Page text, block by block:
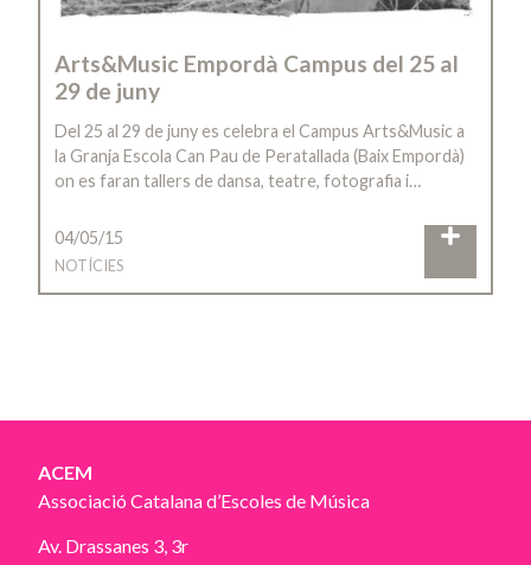
Arts&Music Empordà Campus del 25 al
29 de juny
Del 25 al 29 de juny es celebra el Campus Arts&Music a
la Granja Escola Can Pau de Peratallada (Baix Empordà)
on es faran tallers de dansa, teatre, fotografia i…
04/05/15
NOTÍCIES
ACEM
Associació Catalana d’Escoles de Música
Av. Drassanes 3, 3r